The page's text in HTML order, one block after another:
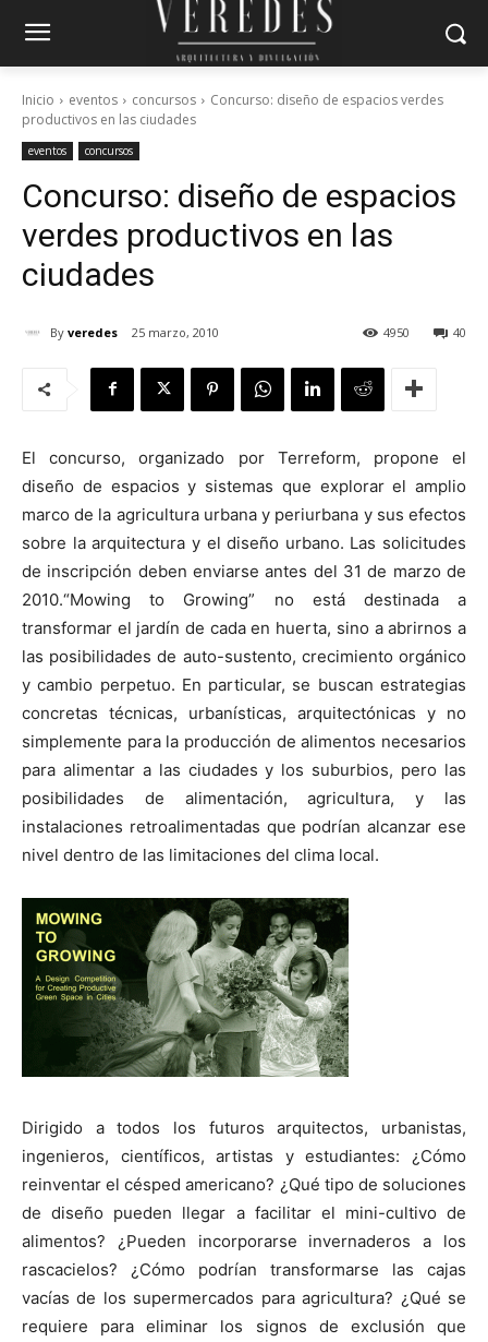
Inicio eventos concursos
Concurso: diseño de espacios verdes
productivos en las ciudades
eventos concursos
Concurso: diseño de espacios
verdes productivos en las
ciudades
By veredes 25 marzo, 2010 40
4950
El concurso, organizado por Terreform, propone el
diseño de espacios y sistemas que explorar el amplio
marco de la agricultura urbana y periurbana y sus efectos
sobre la arquitectura y el diseño urbano. Las solicitudes
de inscripción deben enviarse antes del 31 de marzo de
2010.“Mowing to Growing” no está destinada a
transformar el jardín de cada en huerta, sino a abrirnos a
las posibilidades de auto-sustento, crecimiento orgánico
y cambio perpetuo. En particular, se buscan estrategias
concretas técnicas, urbanísticas, arquitectónicas y no
simplemente para la producción de alimentos necesarios
para alimentar a las ciudades y los suburbios, pero las
posibilidades de alimentación, agricultura, y las
instalaciones retroalimentadas que podrían alcanzar ese
nivel dentro de las limitaciones del clima local.
Dirigido a todos los futuros arquitectos, urbanistas,
ingenieros, científicos, artistas y estudiantes: ¿Cómo
reinventar el césped americano? ¿Qué tipo de soluciones
de diseño pueden llegar a facilitar el mini-cultivo de
alimentos? ¿Pueden incorporarse invernaderos a los
rascacielos? ¿Cómo podrían transformarse las cajas
vacías de los supermercados para agricultura? ¿Qué se
requiere para eliminar los signos de exclusión que